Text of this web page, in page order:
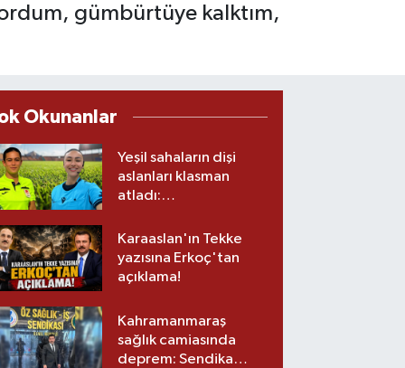
gümbürtüye kalktım,
Okunanlar
Yeşil sahaların dişi
aslanları klasman
atladı:
üst lige iki transfer!
Karaaslan'ın Tekke
yazısına Erkoç'tan
açıklama!
Kahramanmaraş
sağlık camiasında
deprem: Sendika